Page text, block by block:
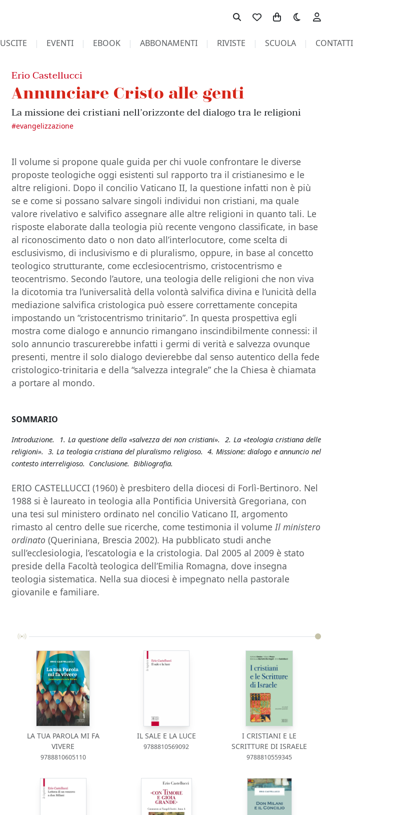
Toggle theme
USCITE EVENTI EBOOK ABBONAMENTI RIVISTE SCUOLA CONTATTI
Erio Castellucci
Annunciare Cristo alle genti
La missione dei cristiani nell’orizzonte del dialogo tra le religioni
#evangelizzazione
Il volume si propone quale guida per chi vuole confrontare le diverse
proposte teologiche oggi esistenti sul rapporto tra il cristianesimo e le
altre religioni. Dopo il concilio Vaticano II, la questione infatti non è più
se e come si possano salvare singoli individui non cristiani, ma quale
valore rivelativo e salvifico assegnare alle altre religioni in quanto tali. Le
risposte elaborate dalla teologia più recente vengono classificate, in base
al riconoscimento dato o non dato all’interlocutore, come scelta di
esclusivismo, di inclusivismo e di pluralismo, oppure, in base al concetto
teologico strutturante, come ecclesiocentrismo, cristocentrismo e
teocentrismo. Secondo l’autore, una teologia delle religioni che non viva
la dicotomia tra l’universalità della volontà salvifica divina e l’unicità della
mediazione salvifica cristologica può essere correttamente concepita
impostando un “cristocentrismo trinitario”. In questa prospettiva egli
mostra come dialogo e annuncio rimangano inscindibilmente connessi: il
solo annuncio trascurerebbe infatti i germi di verità e salvezza ovunque
presenti, mentre il solo dialogo devierebbe dal senso autentico della fede
cristologico-trinitaria e della “salvezza integrale” che la Chiesa è chiamata
a portare al mondo.
SOMMARIO
Introduzione. 1. La questione della «salvezza dei non cristiani». 2. La «teologia cristiana delle
religioni». 3. La teologia cristiana del pluralismo religioso. 4. Missione: dialogo e annuncio nel
contesto interreligioso. Conclusione. Bibliografia.
ERIO CASTELLUCCI (1960) è presbitero della diocesi di Forlì-Bertinoro. Nel
1988 si è laureato in teologia alla Pontificia Università Gregoriana, con
una tesi sul ministero ordinato nel concilio Vaticano II, argomento
rimasto al centro delle sue ricerche, come testimonia il volumeIl ministero
ordinato (Queriniana, Brescia 2002). Ha pubblicato studi anche
sull’ecclesiologia, l’escatologia e la cristologia. Dal 2005 al 2009 è stato
preside della Facoltà teologica dell’Emilia Romagna, dove insegna
teologia sistematica. Nella sua diocesi è impegnato nella pastorale
giovanile e familiare.
LA TUA PAROLA MI FA
VIVERE
9788810605110
IL SALE E LA LUCE
9788810569092
I CRISTIANI E LE
SCRITTURE DI ISRAELE
9788810559345